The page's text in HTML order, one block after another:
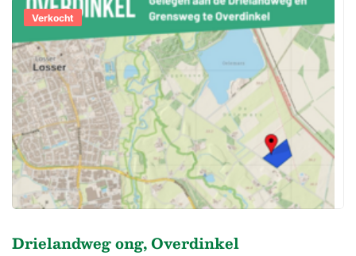
Verkocht
Drielandweg ong, Overdinkel